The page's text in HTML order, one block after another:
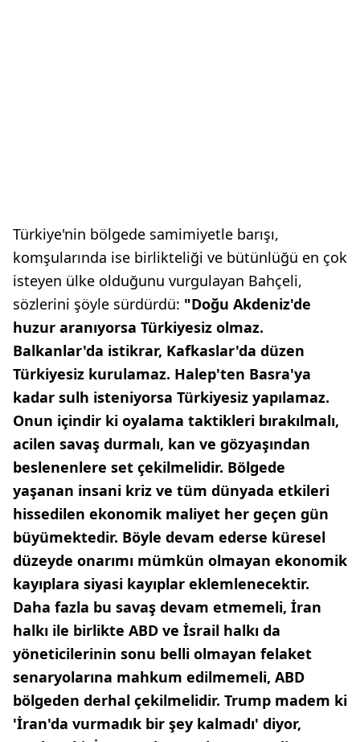
Türkiye'nin bölgede samimiyetle barışı,
komşularında ise birlikteliği ve bütünlüğü en çok
isteyen ülke olduğunu vurgulayan Bahçeli,
sözlerini şöyle sürdürdü: "Doğu Akdeniz'de
huzur aranıyorsa Türkiyesiz olmaz.
Balkanlar'da istikrar, Kafkaslar'da düzen
Türkiyesiz kurulamaz. Halep'ten Basra'ya
kadar sulh isteniyorsa Türkiyesiz yapılamaz.
Onun içindir ki oyalama taktikleri bırakılmalı,
acilen savaş durmalı, kan ve gözyaşından
beslenenlere set çekilmelidir. Bölgede
yaşanan insani kriz ve tüm dünyada etkileri
hissedilen ekonomik maliyet her geçen gün
büyümektedir. Böyle devam ederse küresel
düzeyde onarımı mümkün olmayan ekonomik
kayıplara siyasi kayıplar eklemlenecektir.
Daha fazla bu savaş devam etmemeli, İran
halkı ile birlikte ABD ve İsrail halkı da
yöneticilerinin sonu belli olmayan felaket
senaryolarına mahkum edilmemeli, ABD
bölgeden derhal çekilmelidir. Trump madem ki
'İran'da vurmadık bir şey kalmadı' diyor,